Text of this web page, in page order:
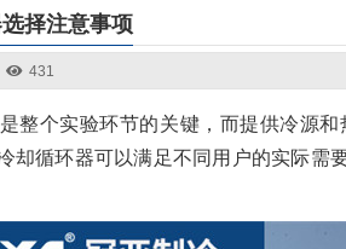
择注意事项
431
整个实验环节的关键，而提供冷源
却循环器可以满足不同用户的实际需